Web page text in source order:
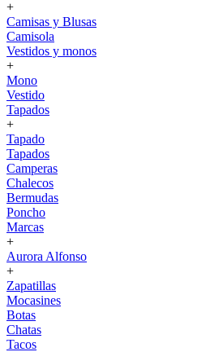
+
Camisas y Blusas
Camisola
Vestidos y monos
+
Mono
Vestido
Tapados
+
Tapado
Tapados
Camperas
Chalecos
Bermudas
Poncho
Marcas
+
Aurora Alfonso
+
Zapatillas
Mocasines
Botas
Chatas
Tacos